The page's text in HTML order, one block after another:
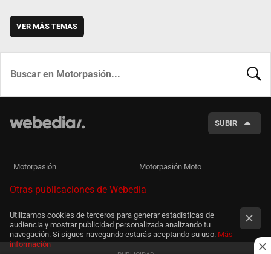
VER MÁS TEMAS
SUBIR
Motorpasión Motorpasión Moto
Otras publicaciones de Webedia
Utilizamos cookies de terceros para generar estadísticas de
audiencia y mostrar publicidad personalizada analizando tu
navegación. Si sigues navegando estarás aceptando su uso. Más
información